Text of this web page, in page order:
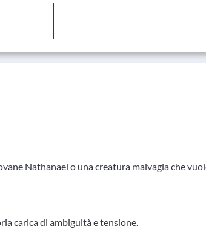
Nathanael o una creatura malvagia che
carica di ambiguità e tensione.